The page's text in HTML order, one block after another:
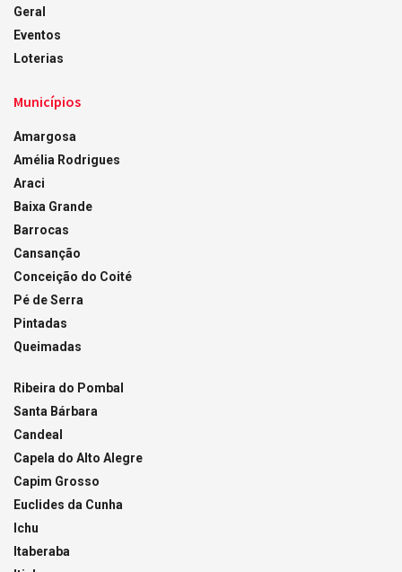
Geral
Eventos
Loterias
Municípios
Amargosa
Amélia Rodrigues
Araci
Baixa Grande
Barrocas
Cansanção
Conceição do Coité
Pé de Serra
Pintadas
Queimadas
Ribeira do Pombal
Santa Bárbara
Candeal
Capela do Alto Alegre
Capim Grosso
Euclides da Cunha
Ichu
Itaberaba